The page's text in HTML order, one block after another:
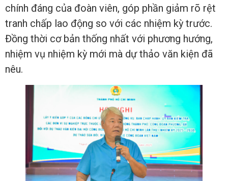
chính đáng của đoàn viên, góp phần giảm rõ rệt
tranh chấp lao động so với các nhiệm kỳ trước.
Đồng thời cơ bản thống nhất với phương hướng,
nhiệm vụ nhiệm kỳ mới mà dự thảo văn kiện đã
nêu.